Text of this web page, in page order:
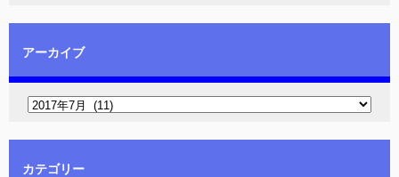
アーカイブ
カテゴリー